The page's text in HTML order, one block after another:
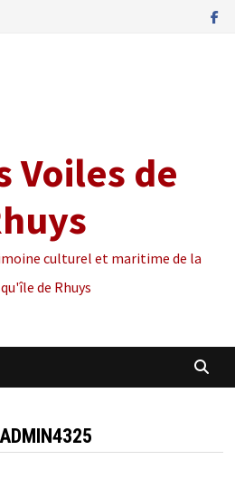
Voiles de
culturel et maritime de la
de Rhuys
ADMIN4325